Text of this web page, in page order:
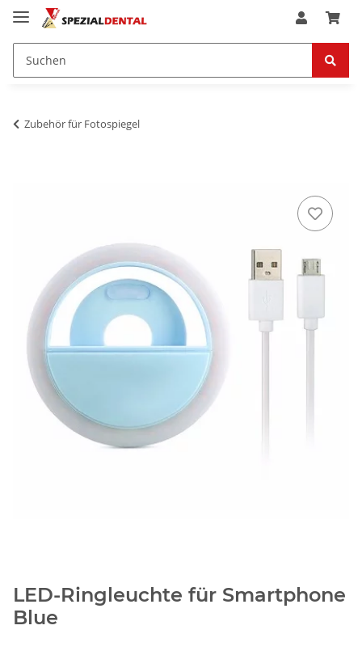
Zubehör für Fotospiegel
LED-Ringleuchte für Smartphone
Blue